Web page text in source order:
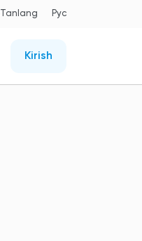
Tanlang Рус
Kirish